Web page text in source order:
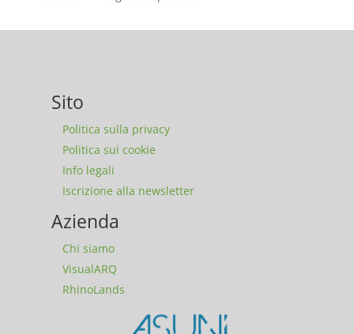
Sito
Politica sulla privacy
Politica sui cookie
Info legali
Iscrizione alla newsletter
Azienda
Chi siamo
VisualARQ
RhinoLands